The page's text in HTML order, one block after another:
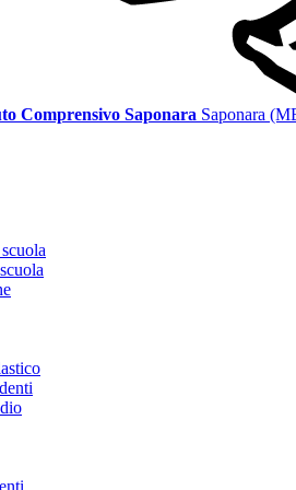
Comprensivo Saponara Saponara